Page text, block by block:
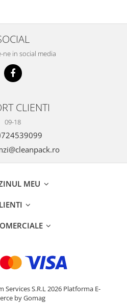
ne in social media
CLIENTI
09-18
MEU
S.R.L 2026 Platforma E-
by Gomag